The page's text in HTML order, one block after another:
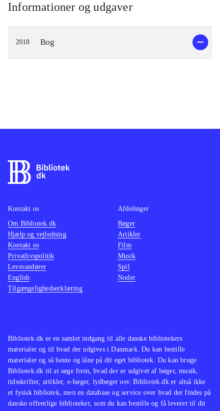
Informationer og udgaver
2018 Bog
Bibliotek.dk er en samlet indgang til alle danske bibliotekers
materialer og til hvad der udgives i Danmark. Du kan bestille
materialer og så hente og låne på dit eget bibliotek. Du kan bruge
Bibliotek.dk til at søge frem, hvad der er udgivet af bøger, musik,
tidsskrifter, artikler, e-bøger, lydbøger osv. Bibliotek.dk er altså ikke
et fysisk bibliotek, men en database og service over hvad der findes på
danske offentlige biblioteker, som du kan bestille og få leveret til dit
Kontakt os
Om Bibliotek.dk
Hjælp og vejledning
Kontakt os
Privatlivspolitik
Leverandører
English
Tilgængelighedserklæring
Afdelinger
Bøger
Artikler
Film
Musik
Spil
Noder